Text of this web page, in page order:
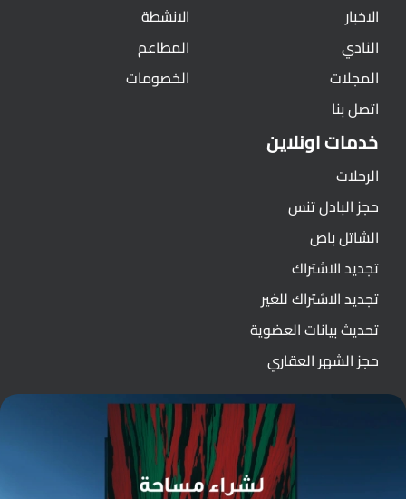
الاخبار
النادي
المجلات
اتصل بنا
الانشطة
المطاعم
الخصومات
خدمات اونلاين
الرحلات
حجز البادل تنس
الشاتل باص
تجديد الاشتراك
تجديد الاشتراك للغير
تحديث بيانات العضوية
حجز الشهر العقاري